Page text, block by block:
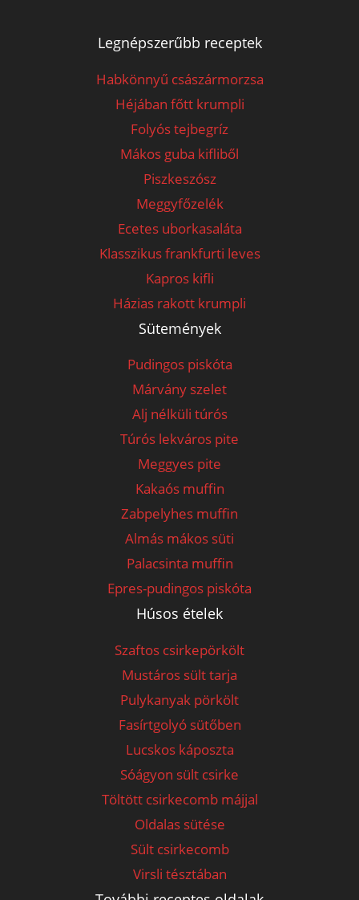
Legnépszerűbb receptek
Habkönnyű császármorzsa
Héjában főtt krumpli
Folyós tejbegríz
Mákos guba kifliből
Piszkeszósz
Meggyfőzelék
Ecetes uborkasaláta
Klasszikus frankfurti leves
Kapros kifli
Házias rakott krumpli
Sütemények
Pudingos piskóta
Márvány szelet
Alj nélküli túrós
Túrós lekváros pite
Meggyes pite
Kakaós muffin
Zabpelyhes muffin
Almás mákos süti
Palacsinta muffin
Epres-pudingos piskóta
Húsos ételek
Szaftos csirkepörkölt
Mustáros sült tarja
Pulykanyak pörkölt
Fasírtgolyó sütőben
Lucskos káposzta
Sóágyon sült csirke
Töltött csirkecomb májjal
Oldalas sütése
Sült csirkecomb
Virsli tésztában